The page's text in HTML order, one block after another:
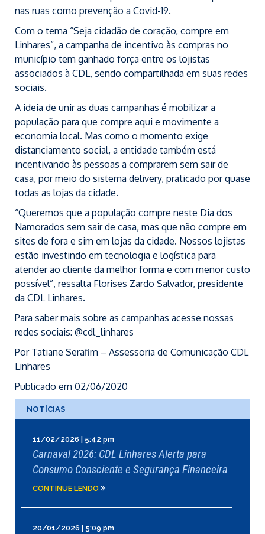
nas ruas como prevenção a Covid-19.
Com o tema “Seja cidadão de coração, compre em
Linhares”, a campanha de incentivo às compras no
município tem ganhado força entre os lojistas
associados à CDL, sendo compartilhada em suas redes
sociais.
A ideia de unir as duas campanhas é mobilizar a
população para que compre aqui e movimente a
economia local. Mas como o momento exige
distanciamento social, a entidade também está
incentivando às pessoas a comprarem sem sair de
casa, por meio do sistema delivery, praticado por quase
todas as lojas da cidade.
“Queremos que a população compre neste Dia dos
Namorados sem sair de casa, mas que não compre em
sites de fora e sim em lojas da cidade. Nossos lojistas
estão investindo em tecnologia e logística para
atender ao cliente da melhor forma e com menor custo
possível”, ressalta Florises Zardo Salvador, presidente
da CDL Linhares.
Para saber mais sobre as campanhas acesse nossas
redes sociais: @cdl_linhares
Por Tatiane Serafim – Assessoria de Comunicação CDL
Linhares
Publicado em 02/06/2020
NOTÍCIAS
11/02/2026 | 5:42 pm
Carnaval 2026: CDL Linhares Alerta para
Consumo Consciente e Segurança Financeira
CONTINUE LENDO
20/01/2026 | 5:09 pm